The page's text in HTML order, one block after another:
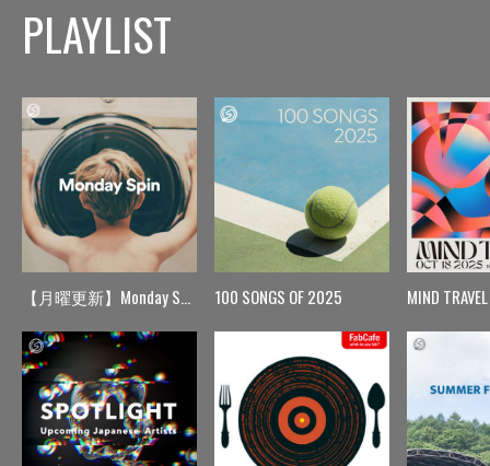
PLAYLIST
【月曜更新】Monday Spin 100 SONGS OF 2025 MIND TRAVEL